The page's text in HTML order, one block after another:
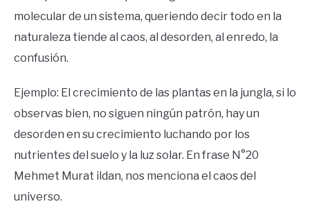
molecular de un sistema, queriendo decir todo en la
naturaleza tiende al caos, al desorden, al enredo, la
confusión.
Ejemplo: El crecimiento de las plantas en la jungla, si lo
observas bien, no siguen ningún patrón, hay un
desorden en su crecimiento luchando por los
nutrientes del suelo y la luz solar. En frase N°20
Mehmet Murat ildan, nos menciona el caos del
universo.